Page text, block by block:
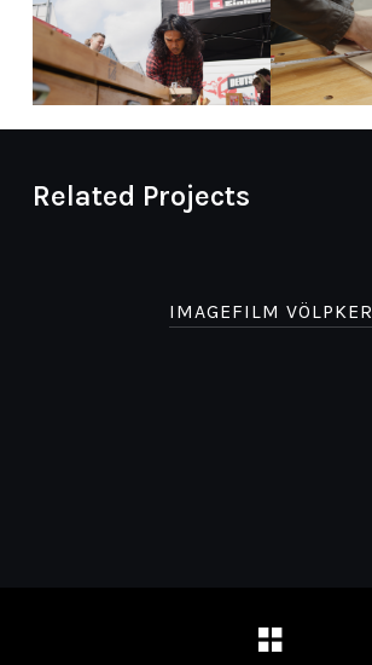
Related Projects
IMAGEFILM VÖLPKER